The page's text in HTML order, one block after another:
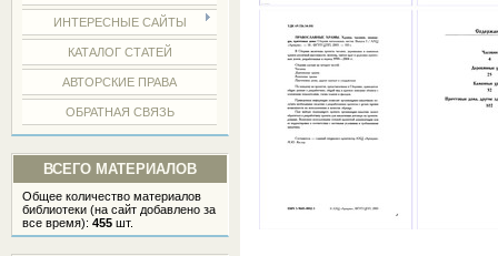
ИНТЕРЕСНЫЕ САЙТЫ
КАТАЛОГ СТАТЕЙ
АВТОРСКИЕ ПРАВА
ОБРАТНАЯ СВЯЗЬ
ВСЕГО МАТЕРИАЛОВ
Общее количество материалов
библиотеки (на сайт добавлено за
все время):455 шт.